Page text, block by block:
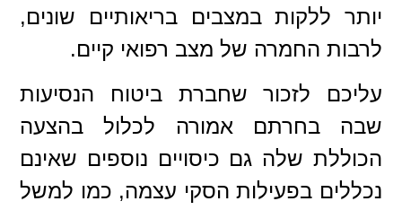
יותר ללקות במצבים בריאותיים שונים,
לרבות החמרה של מצב רפואי קיים.
עליכם לזכור שחברת ביטוח הנסיעות
שבה בחרתם אמורה לכלול בהצעה
הכוללת שלה גם כיסויים נוספים שאינם
נכללים בפעילות הסקי עצמה, כמו למשל